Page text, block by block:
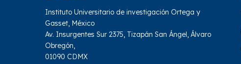
Instituto Universitario de investigación Ortega y
Gasset, México
Av. Insurgentes Sur 2375, Tizapán San Ángel, Álvaro
Obregón,
01090 CDMX